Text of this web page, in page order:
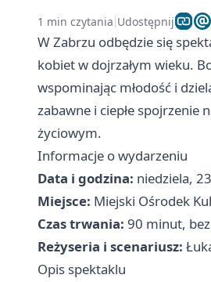
1 min czytania Udostępnij
W Zabrzu odbędzie się
kobiet w dojrzałym wieku.
wspominając młodość i
zabawne i ciepłe
życiowym.
Informacje o wydarzeniu
Data i godzina: niedziela,
Miejsce: Miejski Ośrodek
Czas trwania: 90 minut,
Reżyseria i scenariusz:
Opis spektaklu